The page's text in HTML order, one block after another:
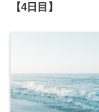
【4日目】